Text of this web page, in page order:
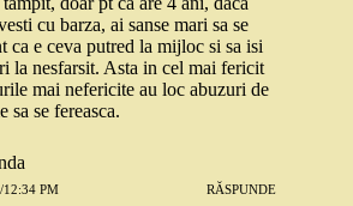
cu barza, ai sanse mari sa se
ca e ceva putred la mijloc si sa isi
la nesfarsit. Asta in cel mai fericit
mai nefericite au loc abuzuri de
sa se fereasca.
PM RĂSPUNDE